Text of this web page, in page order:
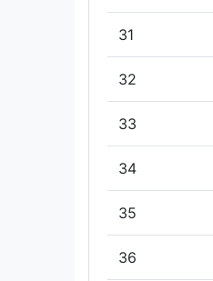
31
32
33
34
35
36